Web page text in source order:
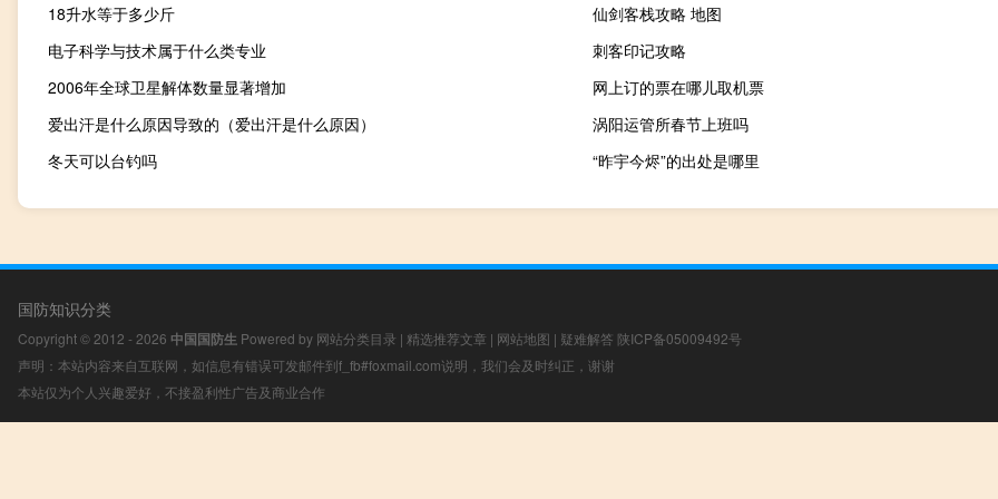
18升水等于多少斤
仙剑客栈攻略 地图
电子科学与技术属于什么类专业
刺客印记攻略
2006年全球卫星解体数量显著增加
网上订的票在哪儿取机票
爱出汗是什么原因导致的（爱出汗是什么原因）
涡阳运管所春节上班吗
冬天可以台钓吗
“昨宇今烬”的出处是哪里
国防知识分类
Copyright © 2012 - 2026 中国国防生 Powered by 网站分类目录 | 精选推荐文章 | 网站地图 | 疑难解答 陕ICP备05009492号
声明：本站内容来自互联网，如信息有错误可发邮件到f_fb#foxmail.com说明，我们会及时纠正，谢谢
本站仅为个人兴趣爱好，不接盈利性广告及商业合作